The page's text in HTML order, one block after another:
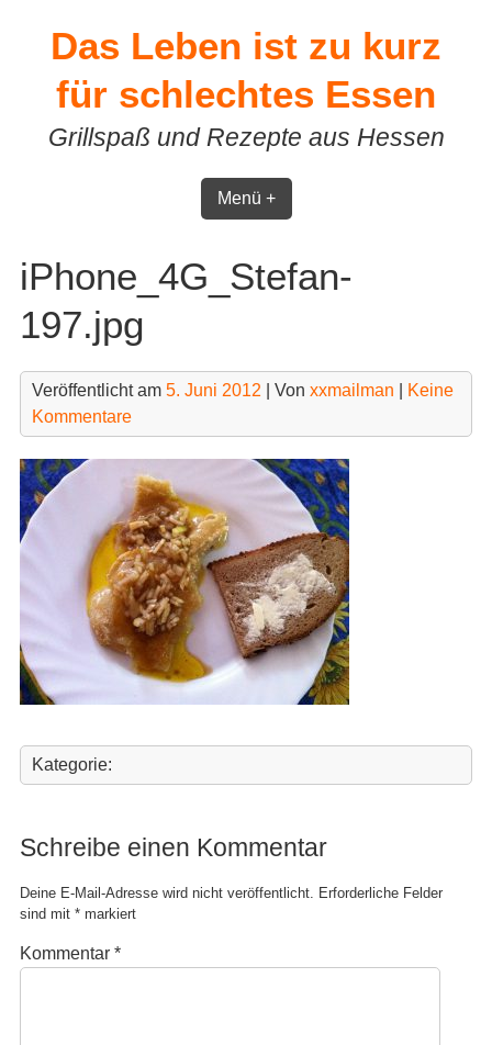
contentDas Leben ist zu kurz
für schlechtes Essen
Grillspaß und Rezepte aus Hessen
Menü +
iPhone_4G_Stefan-
197.jpg
Veröffentlicht am 5. Juni 2012 | Von xxmailman
Keine
Kommentare
Kategorie:
Schreibe einen Kommentar
Deine E-Mail-Adresse wird nicht veröffentlicht. Erforderliche Felder
sind mit *markiert
Kommentar *